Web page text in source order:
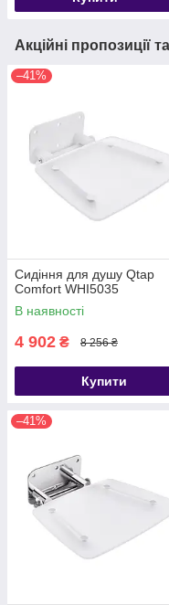
Акційні пропозиції
–41%
Сидіння для душу Qtap
Comfort WHI5035
В наявності
4 902 ₴ 8 256 ₴
Купити
–41%